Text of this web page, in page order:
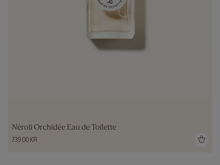
Néroli Orchidée Eau de Toilette
739,00 KR